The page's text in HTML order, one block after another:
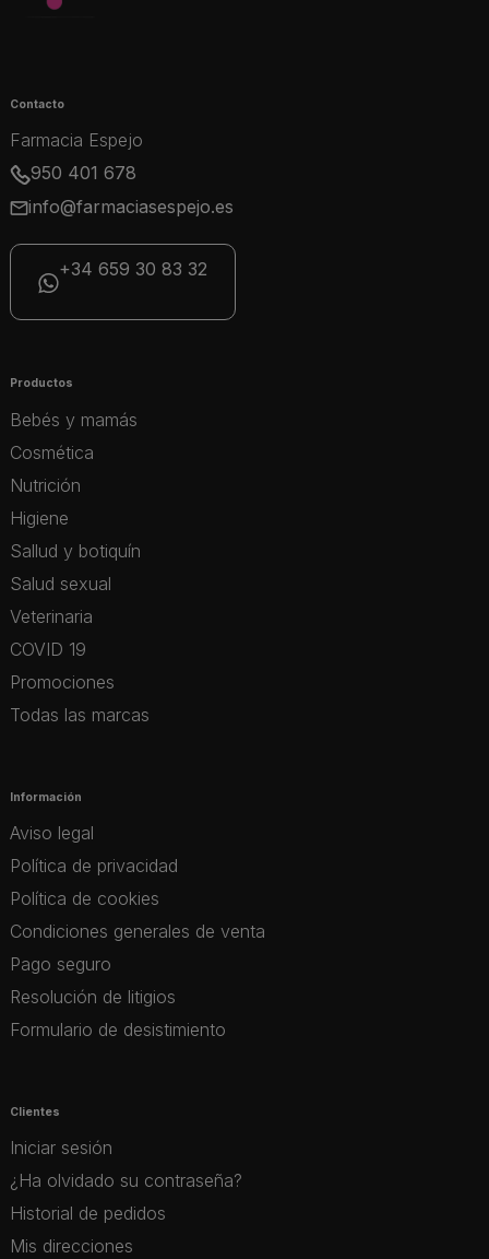
Contacto
Farmacia Espejo
950 401 678
info@farmaciasespejo.es
+34 659 30 83 32
Productos
Bebés y mamás
Cosmética
Nutrición
Higiene
Sallud y botiquín
Salud sexual
Veterinaria
COVID 19
Promociones
Todas las marcas
Información
Aviso legal
Política de privacidad
Política de cookies
Condiciones generales de venta
Pago seguro
Resolución de litigios
Formulario de desistimiento
Clientes
Iniciar sesión
¿Ha olvidado su contraseña?
Historial de pedidos
Mis direcciones